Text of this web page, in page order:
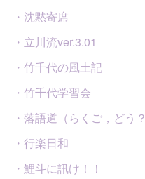
・沈黙寄席
・立川流ver.3.01
・竹千代の風土記
・竹千代学習会
・落語道（らくご，どう？
・行楽日和
・鯉斗に訊け！！